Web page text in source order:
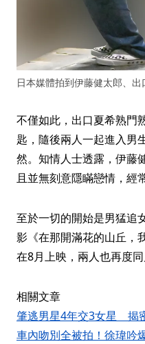
日本媒體拍到伊藤健太郎、出
不僅如此，出口夏希熟門
匙，隨後兩人一起進入男
然。知情人士透露，伊藤
且並無刻意隱瞞戀情，經
至於一切的開始是男猛追
影《在那開滿花的山丘，
在8月上映，兩人也再度同
相關文章
肇逃男星4年交3女星 揭
車內吻別全被拍！徐瑋